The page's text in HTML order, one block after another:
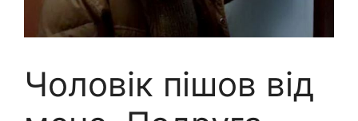
Чоловік пішов від